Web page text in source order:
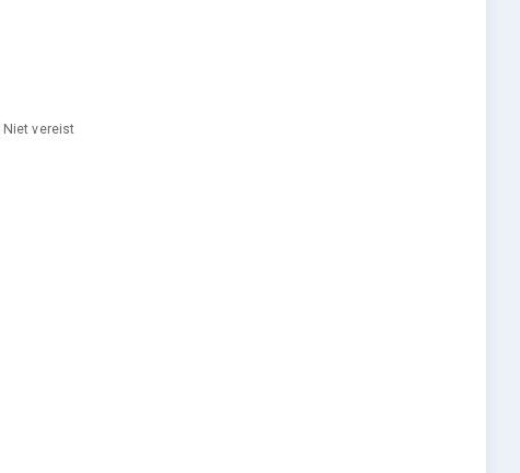
Niet vereist